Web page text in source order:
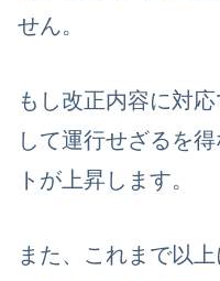
せん。
もし改正内容に対
して運行せざるを
トが上昇します。
また、これまで以